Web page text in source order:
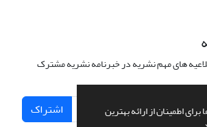
اطمینان از ارائه بهترین
های مهم نشریه در خبرنامه نشریه مشترک
اشتراک